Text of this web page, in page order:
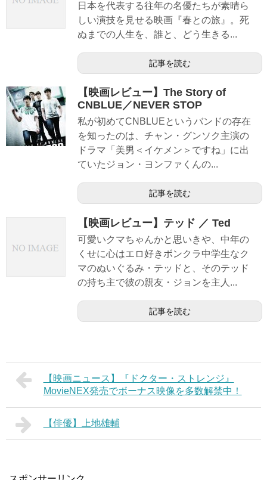
日本を代表する往年の名優たちが素晴ら
しい演技を見せる映画『春との旅』。死
ぬまでの人生を、誰と、どう生きる...
記事を読む
【映画レビュー】The Story of
CNBLUE／NEVER STOP
私が初めてCNBLUEというバンドの存在
を知ったのは、チャン・グンソク主演の
ドラマ「美男＜イケメン＞ですね」に出
ていたジョン・ヨンファくんの...
記事を読む
【映画レビュー】テッド ／ Ted
可愛いクマちゃんかと思いきや、中年の
くせに心はエロ好きボンクラ中学生なク
マのぬいぐるみ・テッドと、そのテッド
の持ち主で彼の親友・ジョンを主人...
記事を読む
【映画ニュース】『ドクター・ストレンジ』
MovieNEX発売でボーナス映像を多数解禁中！
【俳優】上地雄輔